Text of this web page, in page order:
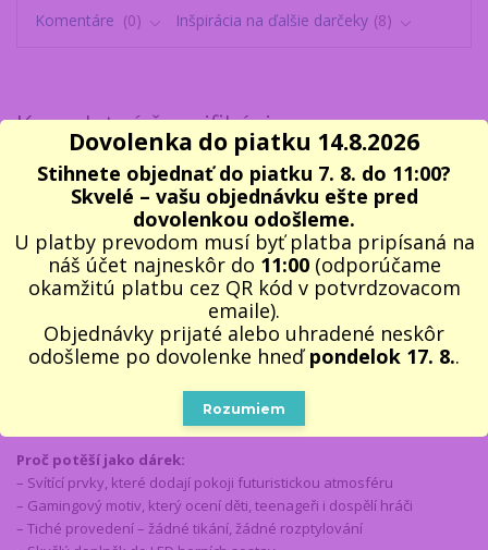
Komentáre 0 Inšpirácia na ďalšie darčeky 8
Kompletné špecifikácie
Tyto GAMER PLAY & WIN nástěnné hodiny
promění každý herní
koutek v místo, které má atmosféru. Moderní design s gamepadem a
neonovou grafikou doplněnou osvítící čísla a ručičkyvytvoří efekt,
který krásně vynikne ve dne i v noci.
Hodiny majítichý quartzový mechanismus, takže neruší při hraní,
studiu ani spánku. Stačí vložit jednu AA baterii, pověsit na zeď a
doplní setup hráče přesně tou energií, kterou v herním pokoji chcete.
Nástěnné hodiny pro hráče svítící ve tmě – GAMER PLAY & WIN jsou v
, ať už jde o narozeniny, Vánoce nebo odměnu za skvělé
Proč potěší jako dárek:
– Svítící prvky, které dodají pokoji futuristickou atmosféru
– Gamingový motiv, který ocení děti, teenageři i dospělí hráči
– Tiché provedení – žádné tikání, žádné rozptylování
Dovolenka do piatku 14.8.2026
Stihnete objednať do piatku 7. 8. do 11:00?
Skvelé – vašu objednávku ešte pred
dovolenkou odošleme.
U platby prevodom musí byť platba pripísaná na
náš účet najneskôr do 11:00(odporúčame
okamžitú platbu cez QR kód v potvrdzovacom
emaile).
Objednávky prijaté alebo uhradené neskôr
odošleme po dovolenke hneďpondelok 17. 8..
Rozumiem